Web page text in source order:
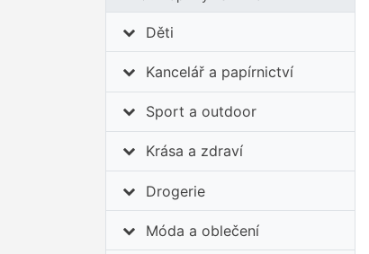
Děti
Kancelář a papírnictví
Sport a outdoor
Krása a zdraví
Drogerie
Móda a oblečení